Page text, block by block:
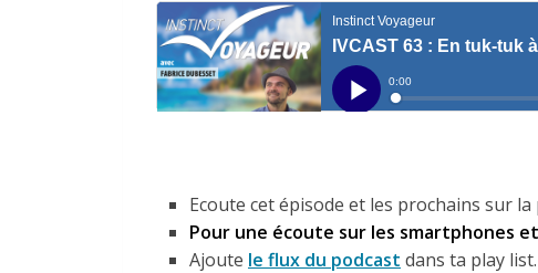
Ecoute cet épisode et les prochains sur
Pour une écoute sur les smartphones
Ajoute le flux du podcast dans ta play